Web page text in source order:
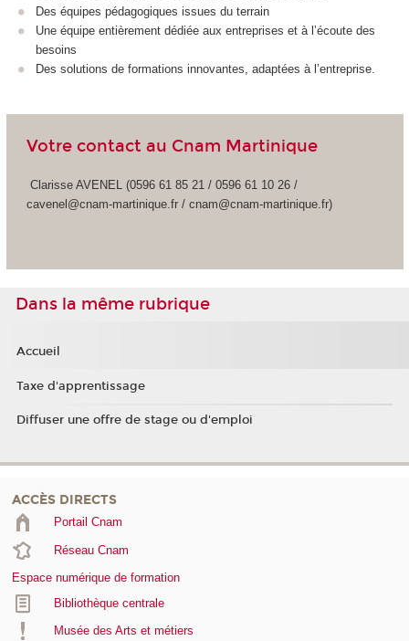
Des équipes pédagogiques issues du terrain
Une équipe entièrement dédiée aux entreprises et à l’écoute des
besoins
Des solutions de formations innovantes, adaptées à l’entreprise.
Votre contact au Cnam Martinique
Clarisse AVENEL (0596 61 85 21 / 0596 61 10 26 /
cavenel@cnam-martinique.fr / cnam@cnam-martinique.fr)
Dans la même rubrique
Accueil
Taxe d'apprentissage
Diffuser une offre de stage ou d'emploi
ACCÈS DIRECTS
Portail Cnam
Réseau Cnam
Espace numérique de formation
Bibliothèque centrale
Musée des Arts et métiers